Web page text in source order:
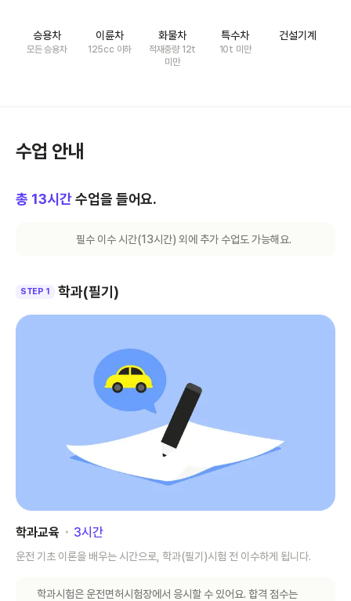
승용차
모든 승용차
이륜차
125cc 이하
화물차
적재중량 12t
미만
특수차
10t 미만
건설기계
수업 안내
총 13시간 수업을 들어요.
필수 이수 시간(13시간) 외에 추가 수업도 가능해요.
STEP 1 학과(필기)
학과교육 ･ 3시간
운전 기초 이론을 배우는 시간으로, 학과(필기)시험 전 이수하게 됩니다.
학과시험은 운전면허시험장에서 응시할 수 있어요. 합격 점수는